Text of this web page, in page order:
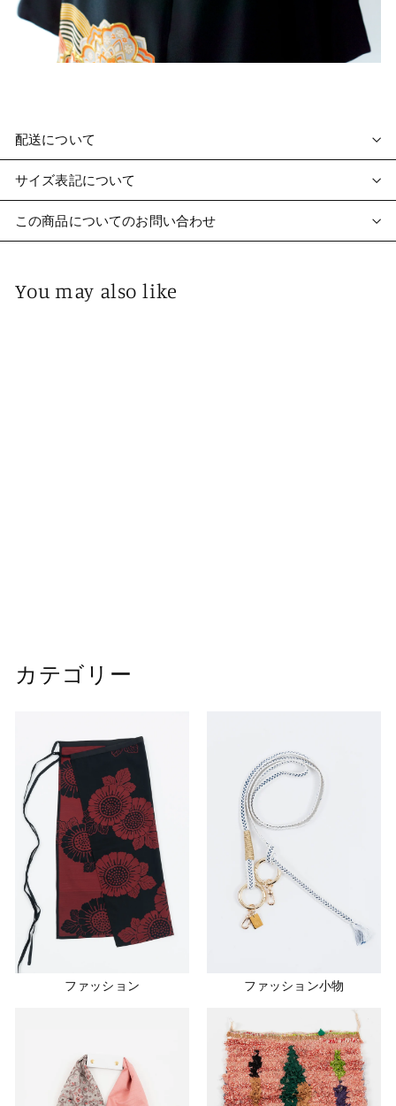
配送について
サイズ表記について
この商品についてのお問い合わせ
You may also like
2
カテゴリー
ファッション ファッション小物